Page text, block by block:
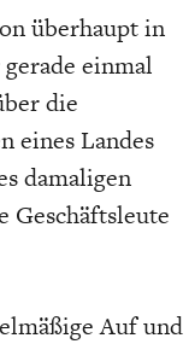
überhaupt in
einmal
die
eines Landes
damaligen
Geschäftsleute
Auf und